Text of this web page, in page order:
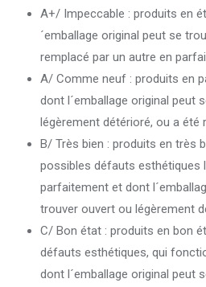
A+/ Impeccable : produits en
´emballage original peut se
remplacé par un autre en
A/ Comme neuf : produits en
dont l´emballage original peut
légèrement détérioré, ou a été
B/ Très bien : produits en très
possibles défauts esthétiques
parfaitement et dont
trouver ouvert ou légèrement
C/ Bon état : produits en bon
défauts esthétiques, qui
dont l´emballage original peut